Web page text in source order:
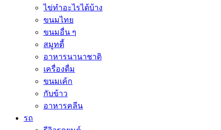
ไข่ทำอะไรได้บ้าง
ขนมไทย
ขนมอื่น ๆ
สมูทตี้
อาหารนานาชาติ
เครื่องดื่ม
ขนมเค้ก
กับข้าว
อาหารคลีน
รถ